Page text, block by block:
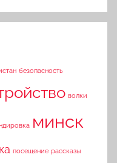
безопасность
волки
минск
посещение рассказы